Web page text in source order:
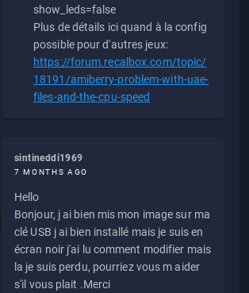
show_leds=false
Plus de détails ici quand à la config
possible pour d'autres jeux:
https://forum.recalbox.com/topic/
18191/amiberry-problem-with-uae-
files-and-the-cpu-speed
sintineddi1969
7 MONTHS AGO
Hello
Bonjour, j ai bien mis mon image sur ma
clé USB j ai bien installé mais je suis en
écran noir j'ai lu comment modifier mais
la je suis perdu, pourriez vous m aider
s'il vous plait .Merci